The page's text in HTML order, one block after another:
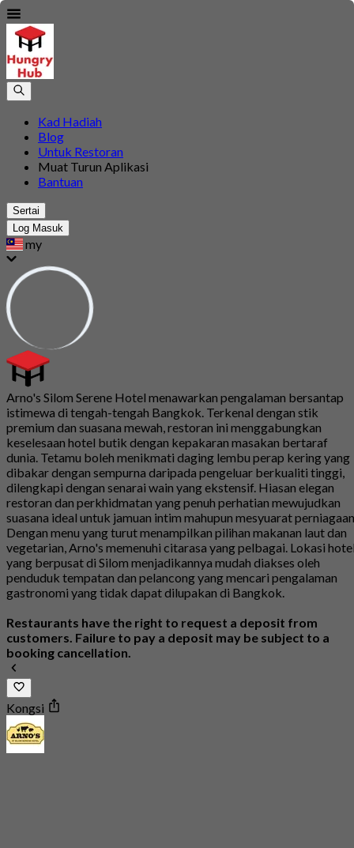
Kad Hadiah
Blog
Untuk Restoran
Muat Turun Aplikasi
Bantuan
Sertai
Log Masuk
my
Arno's Silom Serene Hotel menawarkan pengalaman bersantap
istimewa di tengah-tengah Bangkok. Terkenal dengan stik
premium dan suasana mewah, restoran ini menggabungkan
keselesaan hotel butik dengan kepakaran masakan bertaraf
dunia. Tetamu boleh menikmati daging lembu perap kering yang
dibakar dengan sempurna daripada pengeluar berkualiti tinggi,
dilengkapi dengan senarai wain yang ekstensif. Hiasan elegan
restoran dan perkhidmatan yang penuh perhatian mewujudkan
suasana ideal untuk jamuan intim mahupun mesyuarat
Dengan menu yang turut menampilkan pilihan makanan laut dan
vegetarian, Arno's memenuhi citarasa yang pelbagai. Lokasi
yang berpusat di Silom menjadikannya mudah diakses oleh
penduduk tempatan dan pelancong yang mencari pengalaman
gastronomi yang tidak dapat dilupakan di Bangkok.
Restaurants have the right to request a deposit from
customers. Failure to pay a deposit may be subject to a
booking cancellation.
Kongsi